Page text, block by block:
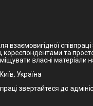
взаємовигідної
кореспондентами та
власні матеріали
Україна
звертайтеся до